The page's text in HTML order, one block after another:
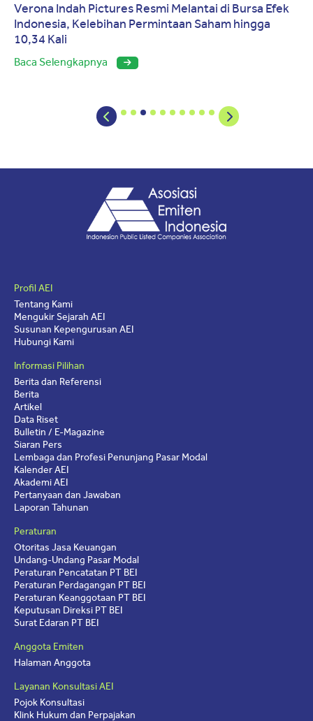
Verona Indah Pictures Resmi Melantai di Bursa Efek
Indonesia, Kelebihan Permintaan Saham hingga
10,34 Kali
Baca Selengkapnya
Profil AEI
Tentang Kami
Mengukir Sejarah AEI
Susunan Kepengurusan AEI
Hubungi Kami
Informasi Pilihan
Berita dan Referensi
Berita
Artikel
Data Riset
Bulletin / E-Magazine
Siaran Pers
Lembaga dan Profesi Penunjang Pasar Modal
Kalender AEI
Akademi AEI
Pertanyaan dan Jawaban
Laporan Tahunan
Peraturan
Otoritas Jasa Keuangan
Undang-Undang Pasar Modal
Peraturan Pencatatan PT BEI
Peraturan Perdagangan PT BEI
Peraturan Keanggotaan PT BEI
Keputusan Direksi PT BEI
Surat Edaran PT BEI
Anggota Emiten
Halaman Anggota
Layanan Konsultasi AEI
Pojok Konsultasi
Klink Hukum dan Perpajakan